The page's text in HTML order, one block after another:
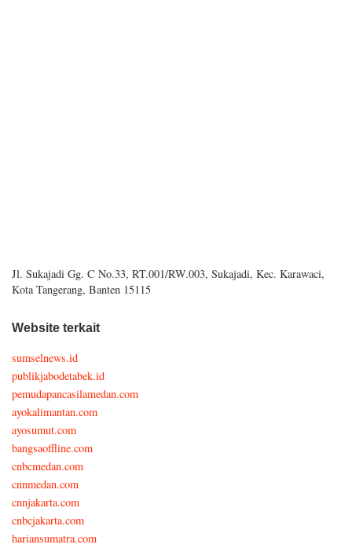
Jl. Sukajadi Gg. C No.33, RT.001/RW.003, Sukajadi, Kec. Karawaci,
Kota Tangerang, Banten 15115
Website terkait
sumselnews.id
publikjabodetabek.id
pemudapancasilamedan.com
ayokalimantan.com
ayosumut.com
bangsaoffline.com
cnbcmedan.com
cnnmedan.com
cnnjakarta.com
cnbcjakarta.com
hariansumatra.com